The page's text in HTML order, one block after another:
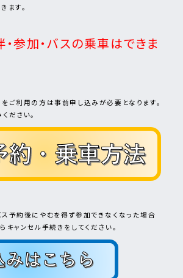
ます。
参加・バスの乗車はできま
ご利用の方は事前申し込みが必要となります。
ださい。
予約後にやむを得ず参加できなくなった場合
キャンセル手続きをしてください。